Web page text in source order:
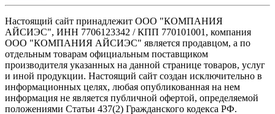
Настоящий сайт принадлежит ООО "КОМПАНИЯ
АЙСИЭС", ИНН 7706123342 / КПП 770101001, компания
ООО "КОМПАНИЯ АЙСИЭС" является продавцом, а по
отдельным товарам официальным поставщиком
производителя указанных на данной странице товаров, услуг
и иной продукции. Настоящий сайт создан исключительно в
информационных целях, любая опубликованная на нем
информация не является публичной офертой, определяемой
положениями Статьи 437(2) Гражданского кодекса РФ.